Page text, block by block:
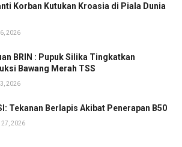
Korban Kutukan Kroasia di Piala Dunia
2026
BRIN : Pupuk Silika Tingkatkan
Bawang Merah TSS
2026
Tekanan Berlapis Akibat Penerapan B50
2026